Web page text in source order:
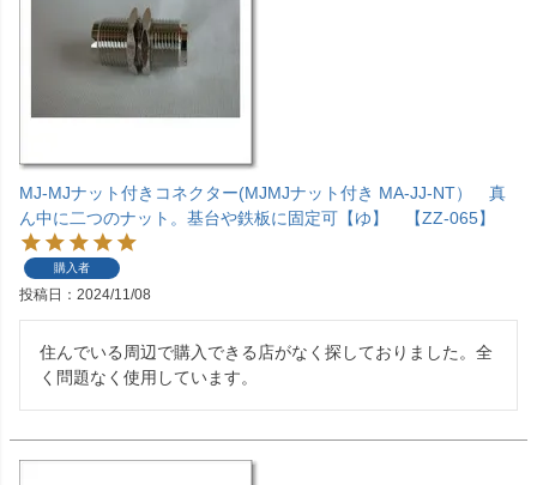
MJ-MJナット付きコネクター(MJMJナット付き MA-JJ-NT） 真
ん中に二つのナット。基台や鉄板に固定可【ゆ】 【ZZ-065】
購入者
投稿日 2024/11/08
住んでいる周辺で購入できる店がなく探しておりました。全
く問題なく使用しています。